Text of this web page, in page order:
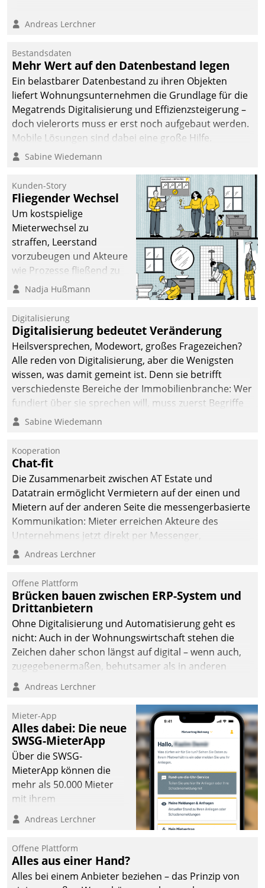
Andreas Lerchner
Bestandsdaten
Mehr Wert auf den Datenbestand legen
Ein belastbarer Datenbestand zu ihren Objekten
liefert Wohnungsunternehmen die Grundlage für die
Megatrends Digitalisierung und Effizienzsteigerung –
doch vielerorts muss er erst noch aufgebaut werden.
Mobile Lösungen sind dabei eine große Hilfe.
Sabine Wiedemann
Kunden-Story
Fliegender Wechsel
Um kostspielige
Mieterwechsel zu
straffen, Leerstand
vorzubeugen und Akteure
wie Prozesse fließend zu
vernetzen, nutzt die
Jahresbeginn eine
Überblick, Einsicht und
Eingriff bietende Lösung.
Zur Entwicklung setzte
man auf
Cloudtechnologie,
bewährte und Startup-
agile Projektmethoden.
Nadja Hußmann
Digitalisierung
Digitalisierung bedeutet Veränderung
Heilsversprechen, Modewort, großes Fragezeichen?
Alle reden von Digitalisierung, aber die Wenigsten
wissen, was damit gemeint ist. Denn sie betrifft
verschiedenste Bereiche der Immobilienbranche: Wer
fundiert über sie sprechen will, muss zuerst Begriffe
klären. Ein Aspekt ist die betriebliche Optimierung:
Einsparungen durch optimierte und automatisierte
Prozesse. Doch man darf nicht zu viel erwarten: Allein
mit der Einführung einer neuen Software ist es nicht
getan. Die Digitalisierung erfordert von Unternehmen
die Bereitschaft, sich zu überprüfen, zu hinterfragen
und zu verändern.
Sabine Wiedemann
Kooperation
Chat-fit
Die Zusammenarbeit zwischen AT Estate und
Datatrain ermöglicht Vermietern auf der einen und
Mietern auf der anderen Seite die messengerbasierte
Kommunikation: Mieter erreichen Akteure des
Unternehmens jetzt direkt per Messenger,
Mitarbeiter oder Dienstleister empfangen oder
Andreas Lerchner
Offene Plattform
Brücken bauen zwischen ERP-System und
Drittanbietern
Ohne Digitalisierung und Automatisierung geht es
nicht: Auch in der Wohnungswirtschaft stehen die
Zeichen daher schon längst auf digital – wenn auch,
zugegebenermaßen, behutsamer als in anderen
Branchen.
Andreas Lerchner
Mieter-App
Alles dabei: Die neue
SWSG-MieterApp
Über die SWSG-
MieterApp können die
mehr als 50.000 Mieter
mit ihrem
Wohnungsunternehmen
kommunizieren, auf dem
einsehen und ändern
oder
Schadensmeldungen
Andreas Lerchner
Offene Plattform
Alles aus einer Hand?
Alles bei einem Anbieter beziehen – das Prinzip von